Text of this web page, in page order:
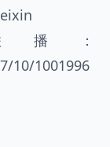
播：
10/1001996